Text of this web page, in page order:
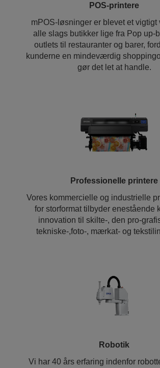
POS-printere
mPOS-løsninger er blevet et
alle slags butikker lige fra Pop up-
outlets til restauranter og barer,
kunderne en mindeværdig
gør det let at handle.
Professionelle printere
Vores kommercielle og industrielle
for storformat tilbyder enestående
innovation til skilte-, den pro-
tekniske-,foto-, mærkat- og
Robotik
Vi har 40 års erfaring indenfor